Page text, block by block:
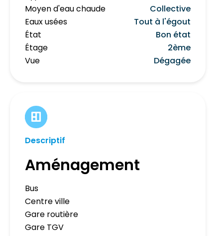
Moyen d'eau chaude
Collective
Eaux usées
Tout à l'égout
État
Bon état
Étage
2ème
Vue
Dégagée
Descriptif
Aménagement
Bus
Centre ville
Gare routière
Gare TGV